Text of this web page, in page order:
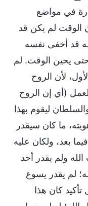
في مواضع
الوقت لم يكن قد
قد أخفى نفسه
يحين الوقت. لم
لأن الروح
(أي إن الروح
ليقوم بهذا
ما كان سيقدر
بعد، ولكان عليه
ولم يقدر أحد
لم يقدر يسوع
كان هذا